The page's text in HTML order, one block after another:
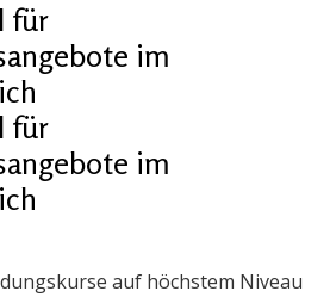
für
im
für
im
auf höchstem Niveau